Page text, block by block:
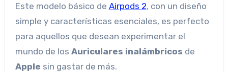
Este modelo básico de Airpods 2, con un diseño
simple y características esenciales, es perfecto
para aquellos que desean experimentar el
mundo de los Auriculares inalámbricos de
Apple sin gastar de más.